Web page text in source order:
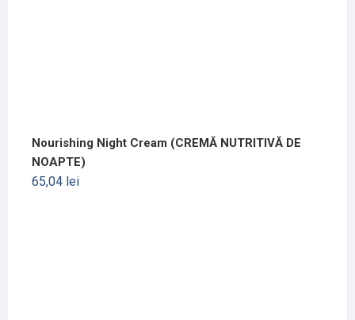
Nourishing Night Cream (CREMĂ NUTRITIVĂ DE
NOAPTE)
65,04 lei